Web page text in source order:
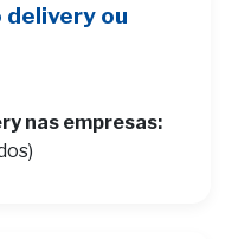
ou
nas empresas: